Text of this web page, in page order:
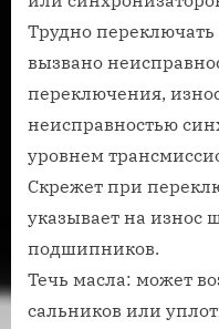
Трудно
вызвано
переключения,
неисправностью
уровнем
Скрежет при
указывает на износ
подшипников.
Течь масла: может
сальников или